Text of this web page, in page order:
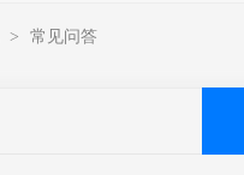
> 常见问答